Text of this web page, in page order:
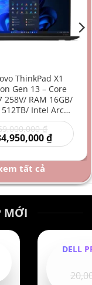
ThinkPad X1
Gen 13 – Core
258V/ RAM 16GB/
512TB/ Intel Arc
140V/ 14 inch –
AI Doanh Nhân
Cấp Mỏng Nhẹ
₫
gốc
là:
₫Giá
hiện
là:
tất cả
MỚI
DELL